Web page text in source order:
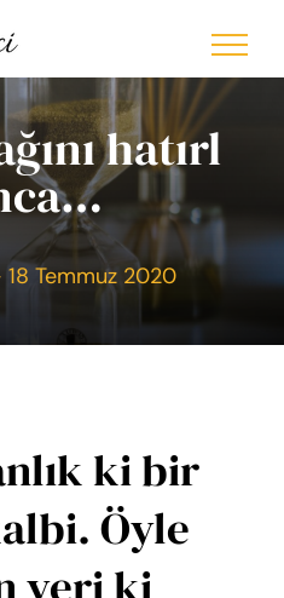
hatırl
Temmuz 2020
ki bir
Öyle
yeri ki